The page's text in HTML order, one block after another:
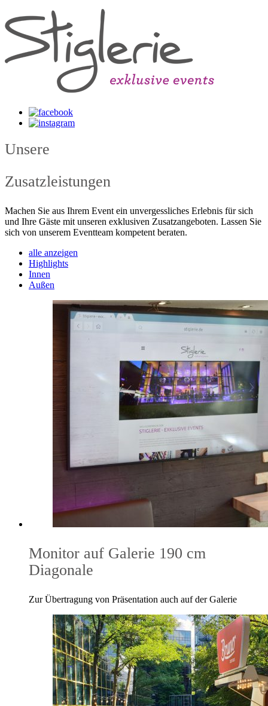
Unsere
Zusatz­leistungen
Machen Sie aus Ihrem Event ein unvergessliches Erlebnis für sich
und Ihre Gäste mit unseren exklusiven Zusatzangeboten. Lassen Sie
sich von unserem Eventteam kompetent beraten.
alle anzeigen
Highlights
Innen
Außen
Monitor auf Galerie 190 cm
Diagonale
Zur Übertragung von Präsentation auch auf der Galerie